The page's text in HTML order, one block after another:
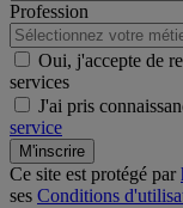
Profession
Oui, j'accepte de
services
J'ai pris
service
M'inscrire
Ce site est protégé par
ses Conditions